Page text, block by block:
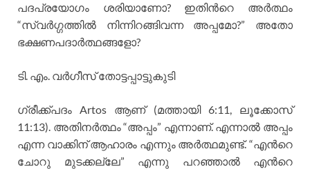
പദപ്രയോഗം ശരിയാണോ? ഇതിന്‍റെ അര്‍ത്ഥം
“സ്വര്‍ഗ്ഗത്തില്‍ നിന്നിറങ്ങിവന്ന അപ്പമോ?” അതോ
ഭക്ഷണപദാര്‍ത്ഥങ്ങളോ?
ടി. എം. വര്‍ഗീസ് തോട്ടപ്പാട്ടുകുടി
ഗ്രീക്ക്പദം Artos ആണ് (മത്തായി 6:11, ലൂക്കോസ്
11:13). അതിനര്‍ത്ഥം “അപ്പം” എന്നാണ്. എന്നാല്‍ അപ്പം
എന്ന വാക്കിന് ആഹാരം എന്നും അര്‍ത്ഥമുണ്ട്. “എന്‍റെ
ചോറു മുടക്കല്ലേ” എന്നു പറഞ്ഞാല്‍ എന്‍റെ